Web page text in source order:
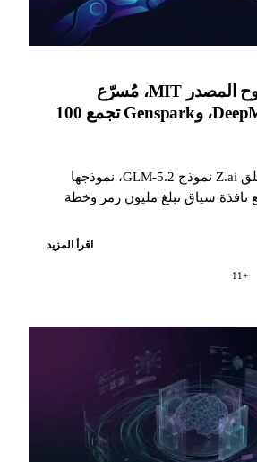
GLM-5.2 مفتوح المصدر MIT، مُسرّع
DeepMind Robotics، وGenspark تجمع 100
14 يونيو 2026: تطلق Z.ai نموذج GLM-5.2، نموذجها
نافذة سياق تبلغ مليون رمز وخطة
15 شركة ناشئة لمسرّع Robotics Accelerator الأوروبي،
اقرأ المزيد
+11